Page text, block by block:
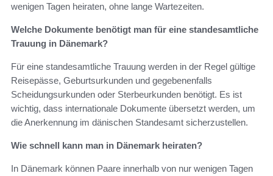
wenigen Tagen heiraten, ohne lange Wartezeiten.
Welche Dokumente benötigt man für eine standesamtliche
Trauung in Dänemark?
Für eine standesamtliche Trauung werden in der Regel gültige
Reisepässe, Geburtsurkunden und gegebenenfalls
Scheidungsurkunden oder Sterbeurkunden benötigt. Es ist
wichtig, dass internationale Dokumente übersetzt werden, um
die Anerkennung im dänischen Standesamt sicherzustellen.
Wie schnell kann man in Dänemark heiraten?
In Dänemark können Paare innerhalb von nur wenigen Tagen